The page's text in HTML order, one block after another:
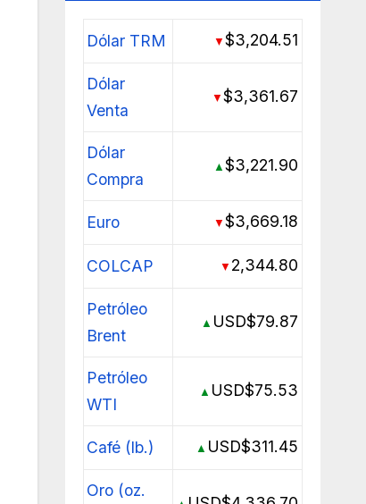
Dólar TRM ▼$3,204.51
Dólar
Venta
▼$3,361.67
Dólar
Compra
▲$3,221.90
Euro ▼$3,669.18
COLCAP ▼ 2,344.80
Petróleo
Brent
▲ USD$79.87
Petróleo
WTI
▲ USD$75.53
Café (lb.) ▲ USD$311.45
Oro (oz.